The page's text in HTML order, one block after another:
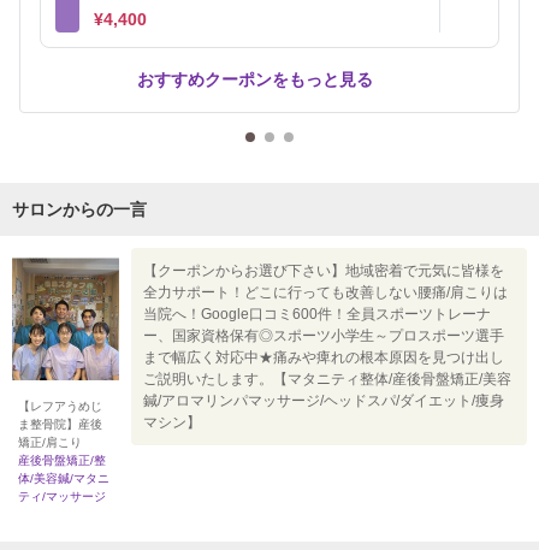
¥4,400
おすすめクーポンをもっと見る
サロンからの一言
【レフアうめじ
ま整骨院】産後
矯正/肩こり
産後骨盤矯正/整
体/美容鍼/マタニ
ティ/マッサージ
【クーポンからお選び下さい】地域密着で元気に皆様を
全力サポート！どこに行っても改善しない腰痛/肩こりは
当院へ！Google口コミ600件！全員スポーツトレーナ
ー、国家資格保有◎スポーツ小学生～プロスポーツ選手
まで幅広く対応中★痛みや痺れの根本原因を見つけ出し
ご説明いたします。【マタニティ整体/産後骨盤矯正/美容
鍼/アロマリンパマッサージ/ヘッドスパ/ダイエット/痩身
マシン】